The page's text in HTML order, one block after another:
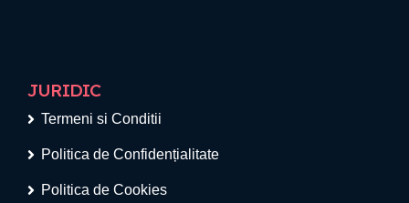
JURIDIC
Termeni si Conditii
Politica de Confidențialitate
Politica de Cookies